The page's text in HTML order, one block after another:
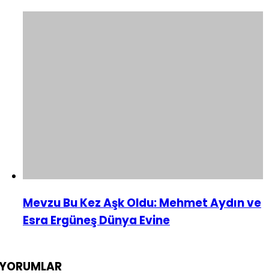
Mevzu Bu Kez Aşk Oldu: Mehmet Aydın ve
Esra Ergüneş Dünya Evine